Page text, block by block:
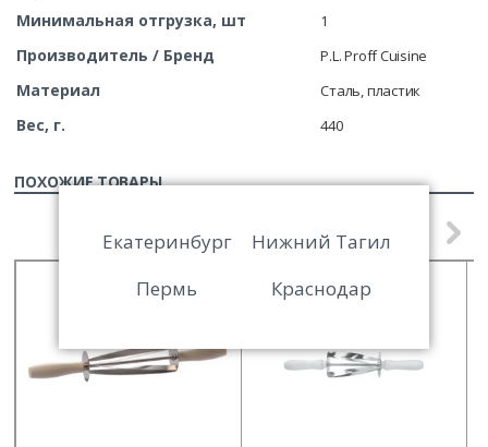
Минимальная отгрузка, шт 1
Производитель / Бренд P.L. Proff Cuisine
Материал Сталь, пластик
Вес, г. 440
ПОХОЖИЕ ТОВАРЫ
Екатеринбург
Нижний Тагил
Пермь
Краснодар